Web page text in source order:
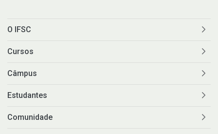
O IFSC
Cursos
Câmpus
Estudantes
Comunidade